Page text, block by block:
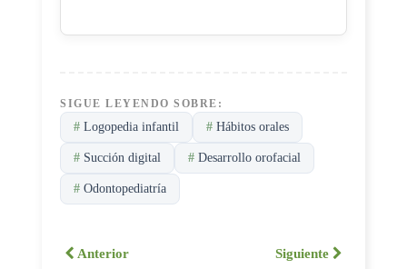
SIGUE LEYENDO SOBRE:
# Logopedia infantil # Hábitos orales
# Succión digital # Desarrollo orofacial
# Odontopediatría
Anterior Siguiente